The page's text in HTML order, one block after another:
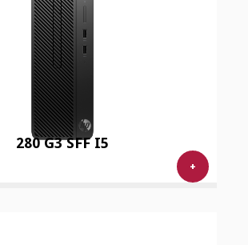
280 G3 SFF I5
+